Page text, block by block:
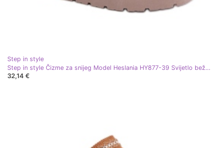
Step in style
Step in style Čizme za snijeg Model Heslania HY877-39 Svijetlo bež - Korak sa stilom
32,14 €